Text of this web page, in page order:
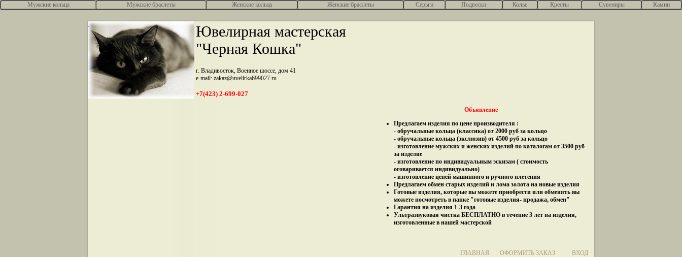
Мужские кольца Мужские браслеты Женcкие кольца Женские браслеты Серьги Подвески Колье Кресты Сувениры Камни
.
Ювелирная мастерская
"Черная Кошка"
г. Владивосток, Военное шоссе, дом 41
e-mail: zakaz@uvelirka699027.ru
+7(423) 2-699-027
Объявление
Предлагаем изделия по цене производителя :
- обручальные кольца (классика) от 2000 руб за кольцо
- обручальные кольца (экслюзив) от 4500 руб за кольцо
- изготовление мужских и женских изделий по каталогам от 3500 руб
за изделие
- изготовление по индивидуальным эскизам ( стоимость
оговаривается индивидуально)
- изготовление цепей машинного и ручного плетения
Предлагаем обмен старых изделий и лома золота на новые изделия
Готовые изделия, которые вы можете приобрести или обменять вы
можете посмотреть в папке "готовые изделия- продажа, обмен"
Гарантия на изделия 1-3 года
Ультразвуковая чистка БЕСПЛАТНО в течение 3 лет на изделия,
изготовленные в нашей мастерской
ГЛАВНАЯ ОФОРМИТЬ ЗАКАЗ ВХОД